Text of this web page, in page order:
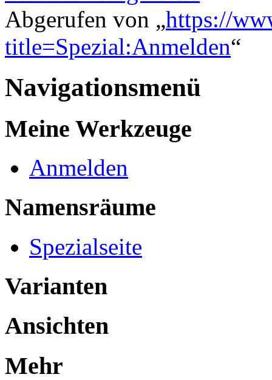
Abgerufen von „https://
title=Spezial:Anmelden“
Navigationsmenü
Meine Werkzeuge
Anmelden
Namensräume
Spezialseite
Varianten
Ansichten
Mehr